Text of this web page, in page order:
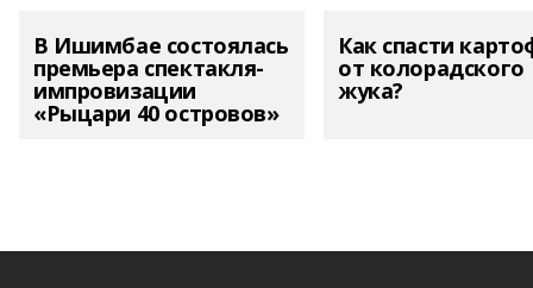
В Ишимбае состоялась
премьера спектакля-
импровизации
«Рыцари 40 островов»
Как спасти
от колорадского
жука?